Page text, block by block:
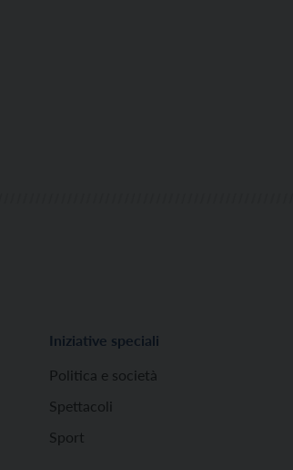
Iniziative speciali
Politica e società
Spettacoli
Sport